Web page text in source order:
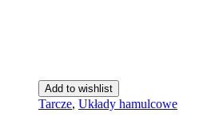
Add to wishlist
Tarcze, Układy hamulcowe